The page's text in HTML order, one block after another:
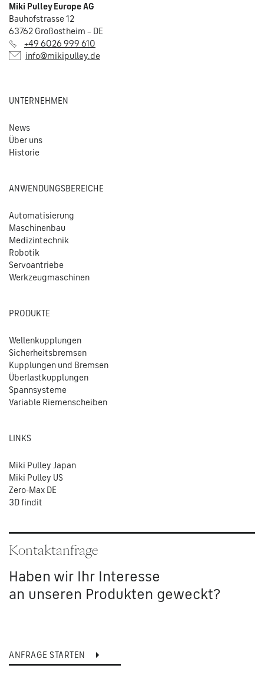
Miki Pulley Europe AG
Bauhofstrasse 12
63762 Großostheim – DE
+49 6026 999 610
info@mikipulley.de
UNTERNEHMEN
News
Über uns
Historie
ANWENDUNGSBEREICHE
Automatisierung
Maschinenbau
Medizintechnik
Robotik
Servoantriebe
Werkzeugmaschinen
PRODUKTE
Wellenkupplungen
Sicherheitsbremsen
Kupplungen und Bremsen
Überlastkupplungen
Spannsysteme
Variable Riemenscheiben
LINKS
Miki Pulley Japan
Miki Pulley US
Zero-Max DE
3D findit
Kontaktanfrage
Haben wir Ihr Interesse
an unseren Produkten geweckt?
ANFRAGE STARTEN